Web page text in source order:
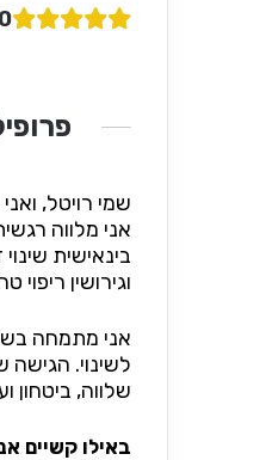
שמי רויטל,
אני מלווה
בינאישית
וגירושין ריפוי
לשינוי.
שלווה, ביטחון
באילו קשיים